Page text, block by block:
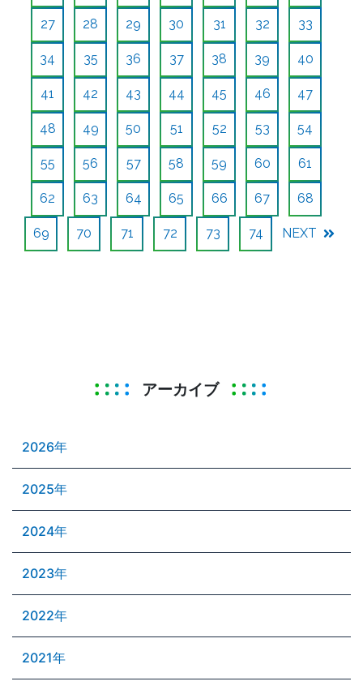
27 28 29 30 31 32 33
34 35 36 37 38 39 40
41 42 43 44 45 46 47
48 49 50 51 52 53 54
55 56 57 58 59 60 61
62 63 64 65 66 67 68
69 70 71 72 73 74 NEXT
アーカイブ
2026年
2025年
2024年
2023年
2022年
2021年